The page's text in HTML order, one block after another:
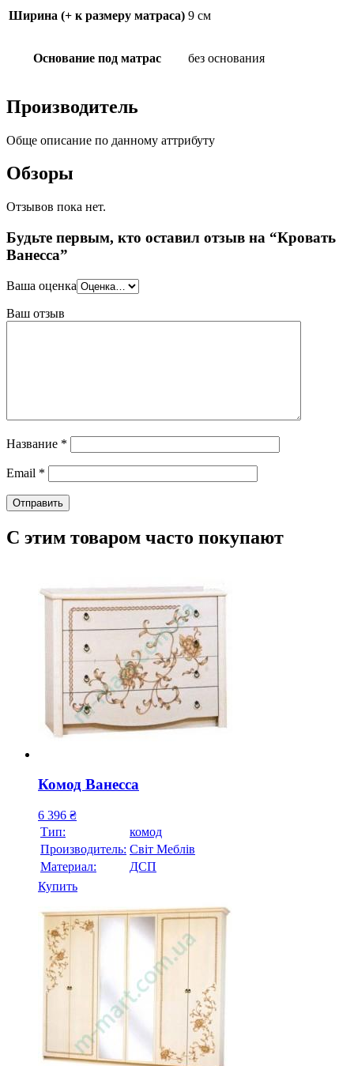
Ширина (+ к размеру матраса) 9 см
Основание под матрас без основания
Производитель
Обще описание по данному аттрибуту
Обзоры
Отзывов пока нет.
Будьте первым, кто оставил отзыв на “Кровать
Ванесса”
Ваша оценка
Ваш отзыв
Название *
Email *
С этим товаром часто покупают
Комод Ванесса
6 396 ₴
Тип:
комод
Производитель: Свiт Меблiв
Материал:
ДСП
Купить